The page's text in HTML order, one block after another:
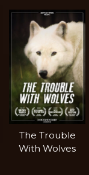
The Trouble
With Wolves